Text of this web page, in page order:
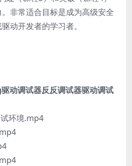
非常适合目标是成为高级安全
动开发者的学习者。
动调试器反反调试器驱动调试
环境.mp4